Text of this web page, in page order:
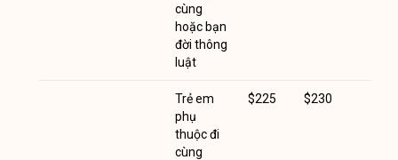
cùng
hoặc bạn
đời thông
luật
Trẻ em
phụ
thuộc đi
cùng
$225 $230